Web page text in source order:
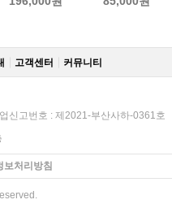
고객센터 커뮤니티
신고번호 : 제2021-부산사하-0361호
보처리방침